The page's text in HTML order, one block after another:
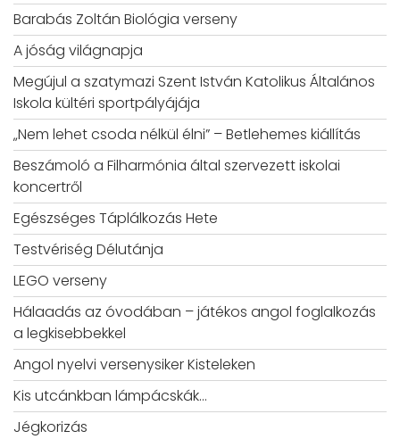
Barabás Zoltán Biológia verseny
A jóság világnapja
Megújul a szatymazi Szent István Katolikus Általános
Iskola kültéri sportpályájája
„Nem lehet csoda nélkül élni” – Betlehemes kiállítás
Beszámoló a Filharmónia által szervezett iskolai
koncertről
Egészséges Táplálkozás Hete
Testvériség Délutánja
LEGO verseny
Hálaadás az óvodában – játékos angol foglalkozás
a legkisebbekkel
Angol nyelvi versenysiker Kisteleken
Kis utcánkban lámpácskák…
Jégkorizás